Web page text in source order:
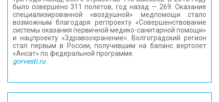
было совершено 311 полетов, год назад — 269. Оказание
специализированной «воздушной» медпомощи стало
возможным благодаря регпроекту «Совершенствование
системы оказания первичной медико-санитарной помощи»
и нацпроекту «Здравоохранение». Волгоградский регион
стал первым в России, получившим на баланс вертолет
«Ансат» по федеральной программе.
gorvesti.ru